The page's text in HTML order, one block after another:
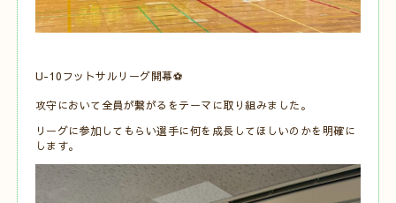
U-10フットサルリーグ開幕⚽️
攻守において全員が繋がるをテーマに取り組みました。
リーグに参加してもらい選手に何を成長してほしいのかを明確に
します。